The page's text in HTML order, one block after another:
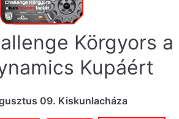
Körgyors a
Kupáért
09. Kiskunlacháza